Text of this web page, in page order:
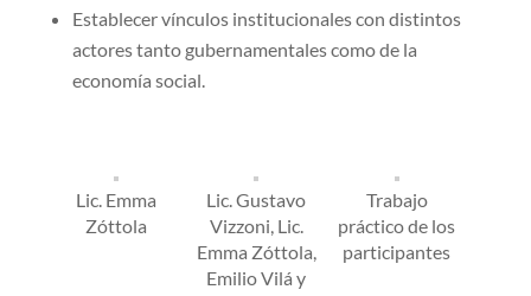
Establecer vínculos institucionales con distintos
actores tanto gubernamentales como de la
economía social.
Lic. Emma
Zóttola
Lic. Gustavo
Vizzoni, Lic.
Emma Zóttola,
Emilio Vilá y
Trabajo
práctico de los
participantes